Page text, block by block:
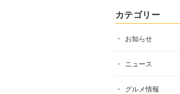
カテゴリー
お知らせ
ニュース
グルメ情報